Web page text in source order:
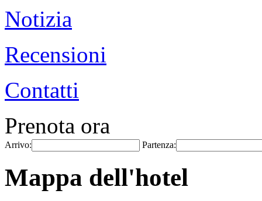
Notizia
Recensioni
Contatti
Prenota ora
Arrivo: Partenza:
Mappa dell'hotel